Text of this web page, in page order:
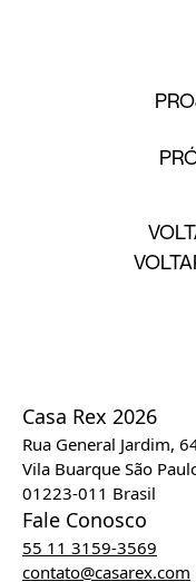
Casa Rex 2026
Rua General Jardim,
Vila Buarque São
01223-011 Brasil
Fale Conosco
55 11 3159-3569
contato@casarex.com